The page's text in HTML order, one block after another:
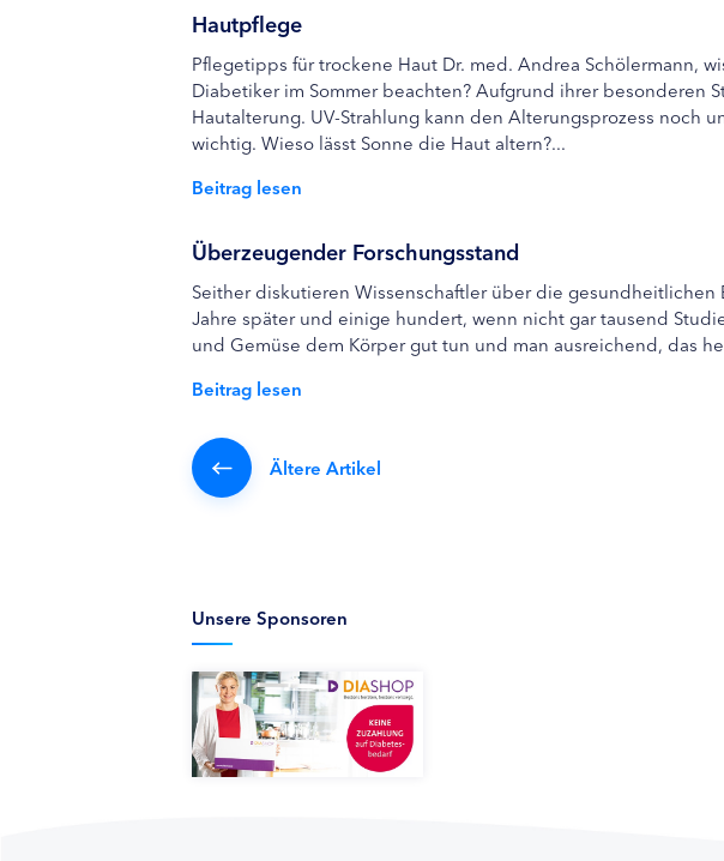
Hautpflege
Pflegetipps für trockene Haut Dr. med. Andrea Schölermann,
Diabetiker im Sommer beachten? Aufgrund ihrer besonderen
Hautalterung. UV-Strahlung kann den Alterungsprozess noch
wichtig. Wieso lässt Sonne die Haut altern?...
Beitrag lesen
Überzeugender Forschungsstand
Seither diskutieren Wissenschaftler über die
Jahre später und einige hundert, wenn nicht gar tausend
und Gemüse dem Körper gut tun und man ausreichend, das
Beitrag lesen
Ältere Artikel
Unsere Sponsoren